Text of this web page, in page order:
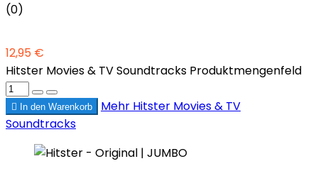
(0)
12,95 €
Hitster Movies & TV Soundtracks Produktmengenfeld
 In den Warenkorb Mehr Hitster Movies & TV
Soundtracks